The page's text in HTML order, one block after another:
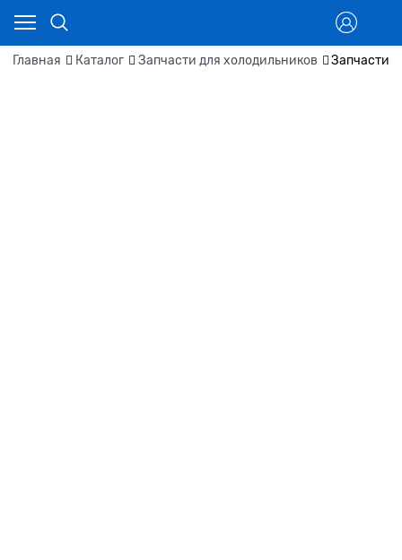
Главная Каталог Запчасти для холодильников Запчасти